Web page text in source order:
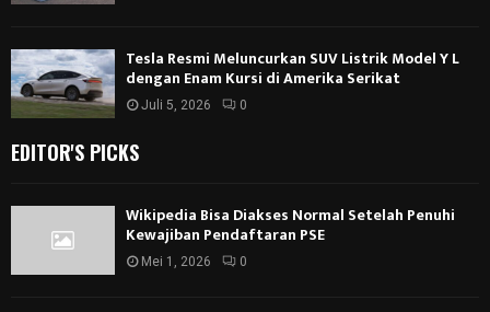
Tesla Resmi Meluncurkan SUV Listrik Model Y L
dengan Enam Kursi di Amerika Serikat
Juli 5, 2026 0
EDITOR'S PICKS
Wikipedia Bisa Diakses Normal Setelah Penuhi
Kewajiban Pendaftaran PSE
Mei 1, 2026 0